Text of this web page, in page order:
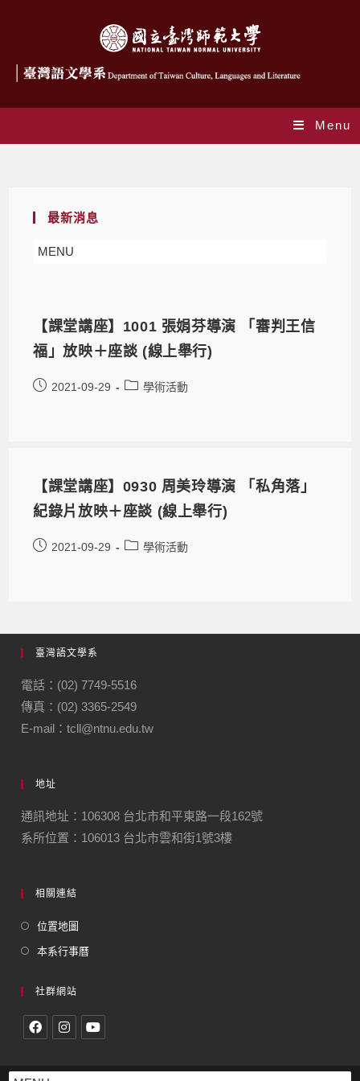
Menu
最新消息
MENU
【課堂講座】1001 張娟芬導演 「審判王信
福」放映＋座談 (線上舉行)
2021-09-29 學術活動
【課堂講座】0930 周美玲導演 「私角落」
紀錄片放映＋座談 (線上舉行)
2021-09-29 學術活動
臺灣語文學系
電話：(02) 7749-5516
傳真：(02) 3365-2549
E-mail：tcll@ntnu.edu.tw
地址
通訊地址：106308 台北市和平東路一段162號
系所位置：106013 台北市雲和街1號3樓
相關連結
位置地圖
本系行事曆
社群網站